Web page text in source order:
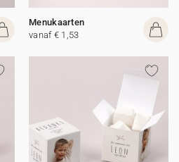
Menukaarten
vanaf € 1,53